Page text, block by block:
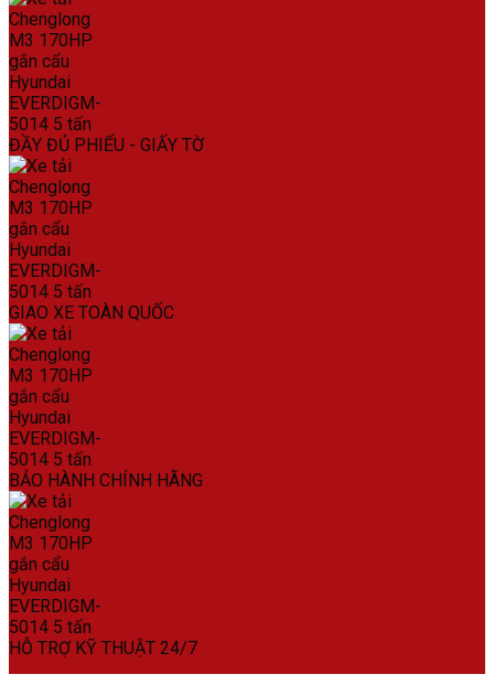
ĐẦY ĐỦ PHIẾU - GIẤY TỜ
GIAO XE TOÀN QUỐC
BẢO HÀNH CHÍNH HÃNG
HỖ TRỢ KỸ THUẬT 24/7